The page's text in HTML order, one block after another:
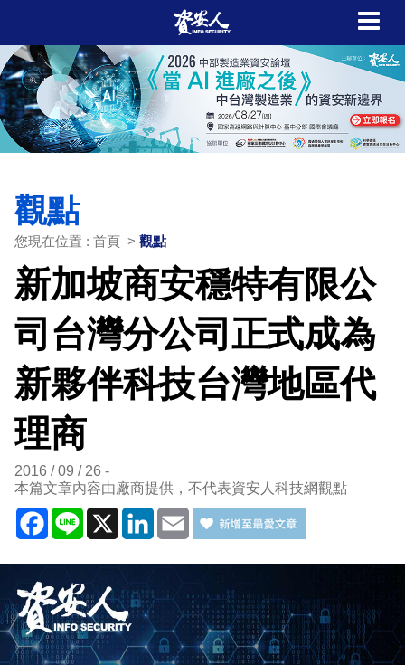
觀點
您現在位置 : 首頁 > 觀點
新加坡商安穩特有限公
司台灣分公司正式成為
新夥伴科技台灣地區代
理商
2016 / 09 / 26
本篇文章內容由廠商提供，不代表資安人科技網觀點
Facebook
Line X LinkedIn
Email